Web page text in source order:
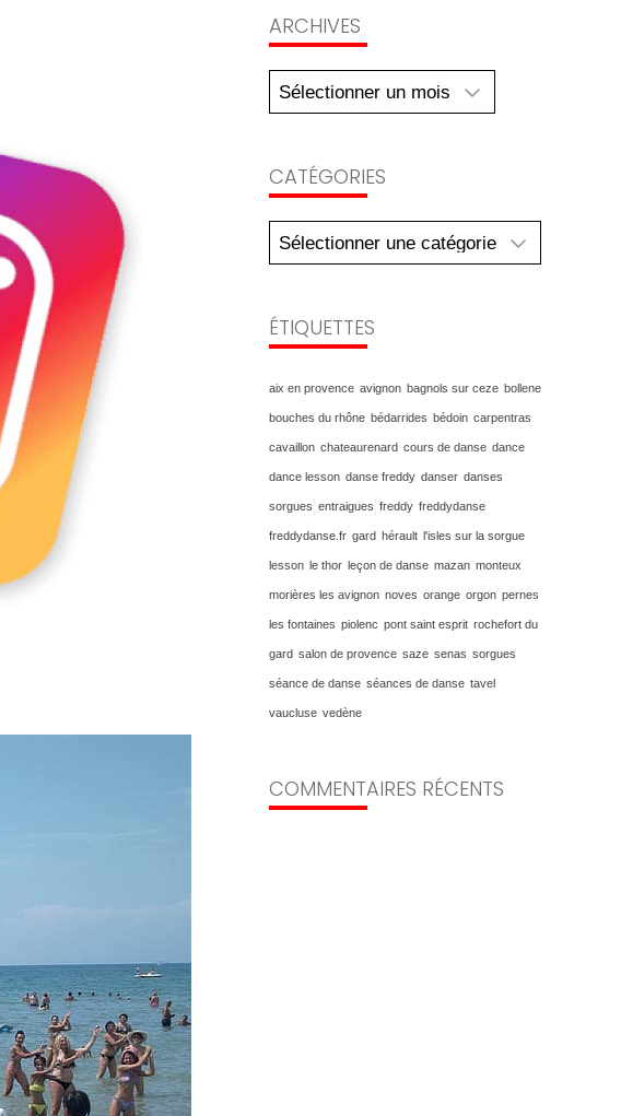
ARCHIVES
CATÉGORIES
Catégories
ÉTIQUETTES
aix en provence avignon bagnols sur ceze bollene
bouches du rhône bédarrides bédoin carpentras
cavaillon chateaurenard cours de danse dance
dance lesson danse freddy danser danses
sorgues entraigues freddy freddydanse
freddydanse.fr gard hérault l'isles sur la sorgue
lesson le thor leçon de danse mazan monteux
morières les avignon noves orange orgon pernes
les fontaines piolenc pont saint esprit rochefort du
gard salon de provence saze senas sorgues
séance de danse séances de danse tavel
vaucluse vedène
COMMENTAIRES RÉCENTS